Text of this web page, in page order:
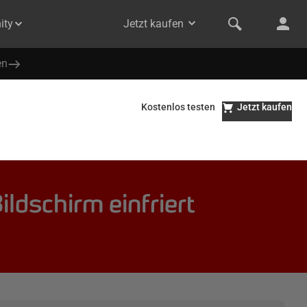
Jetzt kaufen
Kostenlos testen Jetzt kaufen
einfriert